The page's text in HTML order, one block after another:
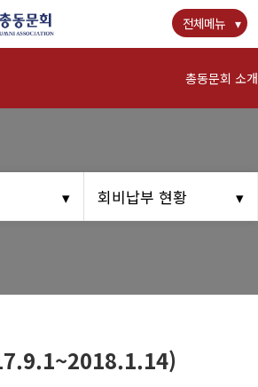
전체메뉴
총동문회 소개
뉴스
회비납부 현황